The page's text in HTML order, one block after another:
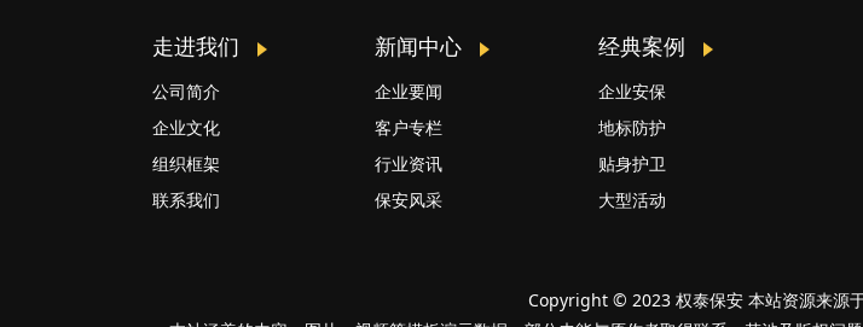
走进我们
公司简介
企业文化
组织框架
联系我们
新闻中心
企业要闻
客户专栏
行业资讯
保安风采
经典案例
企业安保
地标防护
贴身护卫
大型活动
Copyright © 2023 权泰保安 本站资源来源